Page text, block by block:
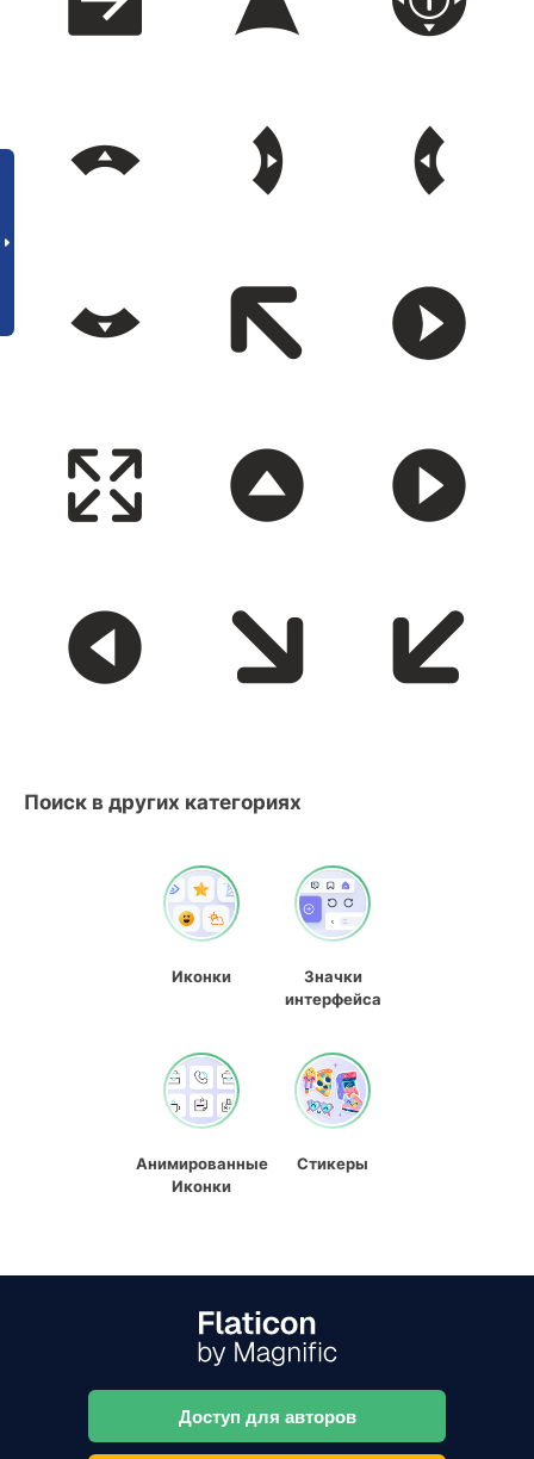
Поиск в других категориях
Иконки
Значки
интерфейса
Анимированные
Иконки
Стикеры
Доступ для авторов